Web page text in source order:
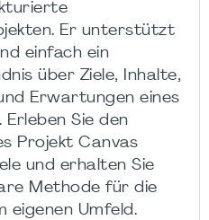
Er unterstützt
einfach ein
über Ziele, Inhalte,
Erwartungen eines
Erleben Sie den
Projekt Canvas
und erhalten Sie
Methode für die
eigenen Umfeld.